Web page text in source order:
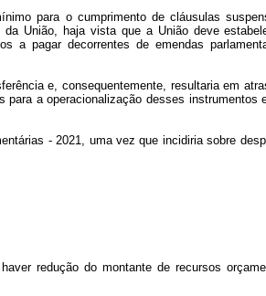
para o cumprimento de cláusulas
União, haja vista que a União deve
pagar decorrentes de emendas
e, consequentemente, resultaria em
a operacionalização desses instrumentos
- 2021, uma vez que incidiria sobre
redução do montante de recursos